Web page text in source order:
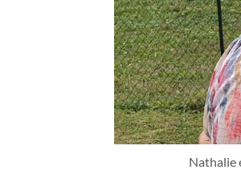
Nathalie